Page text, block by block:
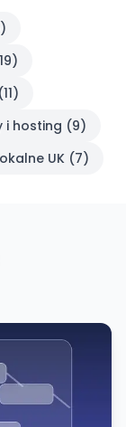
)
19)
(11)
i hosting (9)
UK (7)